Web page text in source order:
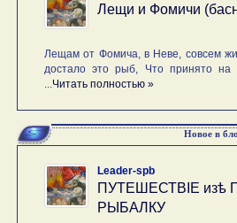
Лещи и Фомичи
Лещам от Фомича, в Неве, совсем
достало это рыб, Что принято на
...Читать полностью »
Новое в
Leader-spb
ПУТЕШЕСТВIE изѣ
РЫБАЛКУ